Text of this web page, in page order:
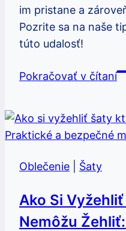
im pristane a
Pozrite sa na naše
túto udalosť!
Pokračovať v čítaní
Oblečenie Šaty
Ako Si
Nemôžu